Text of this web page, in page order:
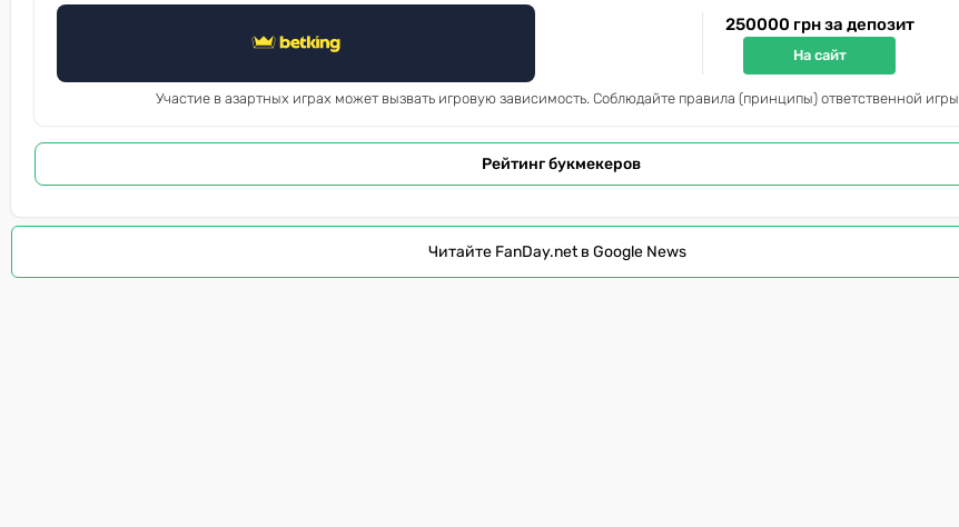
250000 грн за депозит
На сайт
Участие в азартных играх может вызвать игровую зависимость. Соблюдайте правила (принципы) ответственной игры
Рейтинг букмекеров
Читайте FanDay.net в Google News